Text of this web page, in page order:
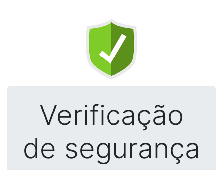
Verificação
de segurança